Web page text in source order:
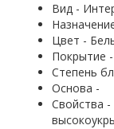
Вид -
Цвет -
Покрытие
Степень
Основа -
Свойства